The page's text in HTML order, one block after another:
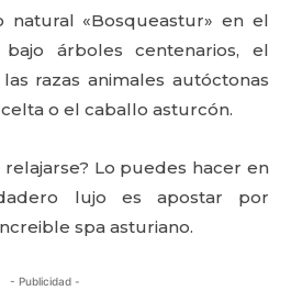
natural «Bosqueastur» en el
árboles centenarios, el
razas animales autóctonas
o el caballo asturcón.
Lo puedes hacer en
lujo es apostar por
spa asturiano.
- Publicidad -